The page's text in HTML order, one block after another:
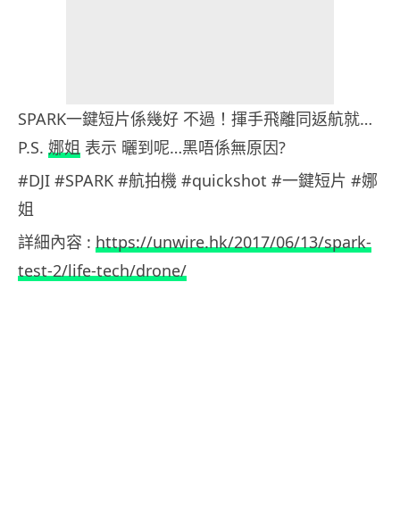
SPARK一鍵短片係幾好 不過！揮手飛離同返航就…
P.S. 娜姐 表示 曬到呢…黑唔係無原因?
#DJI #SPARK #航拍機 #quickshot #一鍵短片 #娜
姐
詳細內容 : https://unwire.hk/2017/06/13/spark-
test-2/life-tech/drone/